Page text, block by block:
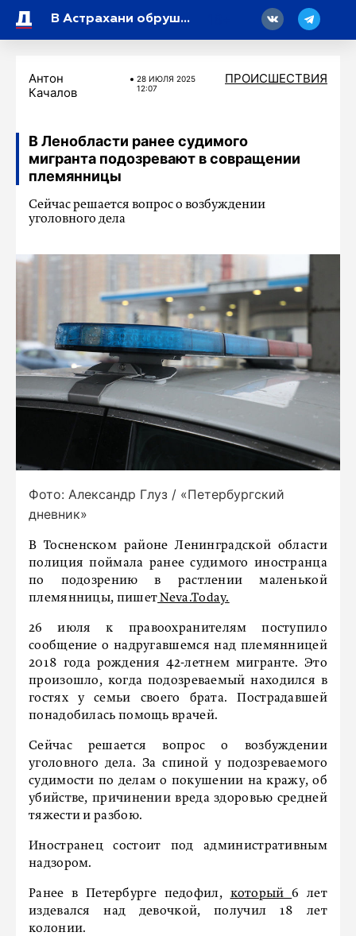
В Астрахани обрушилась часть дома
Антон
Качалов
28 ИЮЛЯ 2025
12:07
ПРОИСШЕСТВИЯ
В Ленобласти ранее судимого
мигранта подозревают в совращении
племянницы
Сейчас решается вопрос о возбуждении
уголовного дела
Фото: Александр Глуз / «Петербургский
дневник»
В Тосненском районе Ленинградской области
полиция поймала ранее судимого иностранца
по подозрению в растлении маленькой
племянницы, пишетNeva.Today.
26 июля к правоохранителям поступило
сообщение о надругавшемся над племянницей
2018 года рождения 42-летнем мигранте. Это
произошло, когда подозреваемый находился в
гостях у семьи своего брата. Пострадавшей
понадобилась помощь врачей.
Сейчас решается вопрос о возбуждении
уголовного дела. За спиной у подозреваемого
судимости по делам о покушении на кражу, об
убийстве, причинении вреда здоровью средней
тяжести и разбою.
Иностранец состоит под административным
надзором.
Ранее в Петербурге педофил, который6 лет
издевался над девочкой, получил 18 лет
колонии.